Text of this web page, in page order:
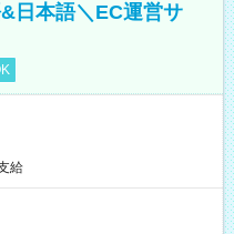
日本語＼EC運営サ
給